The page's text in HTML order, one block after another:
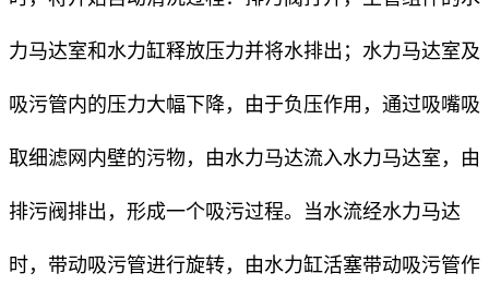
力马达室和水力缸释放压力并将水排出；水力马达室及
吸污管内的压力大幅下降，由于负压作用，通过吸嘴吸
取细滤网内壁的污物，由水力马达流入水力马达室，由
排污阀排出，形成一个吸污过程。当水流经水力马达
时，带动吸污管进行旋转，由水力缸活塞带动吸污管作